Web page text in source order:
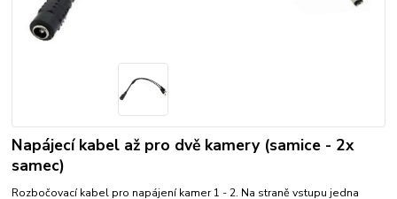
Napájecí kabel až pro dvě kamery (samice - 2x
samec)
Rozbočovací kabel pro napájení kamer 1 - 2. Na straně vstupu jedna